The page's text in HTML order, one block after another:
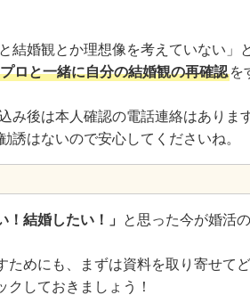
と結婚観とか理想像を考えていない」
プロと一緒に自分の結婚観の再確認 を
み後は本人確認の電話連絡はありま
誘はないので安心してくださいね。
！結婚したい！」 と思った今が婚活の
ためにも、まずは資料を取り寄せて
クしておきましょう！